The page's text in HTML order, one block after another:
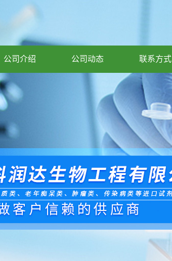
公司介绍 公司动态 联系方式